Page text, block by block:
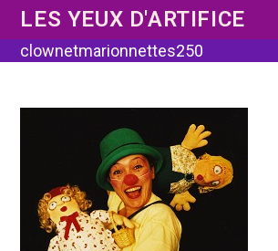
content
LES YEUX D'ARTIFICE
clownetmarionnettes250